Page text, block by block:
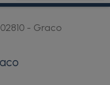
- Graco